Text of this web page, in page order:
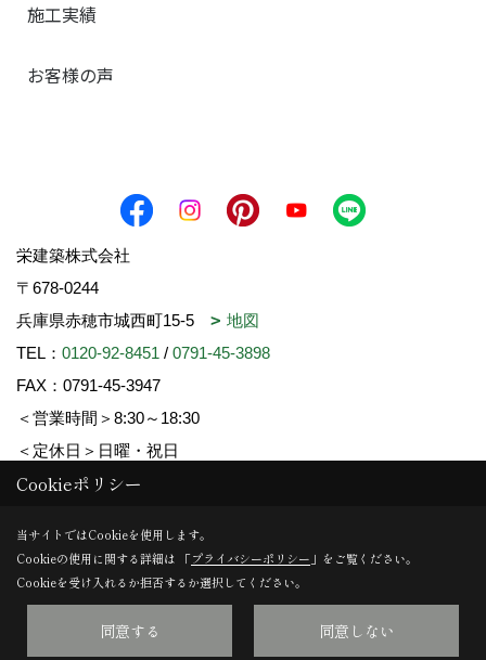
施工実績
お客様の声
栄建築株式会社
〒678-0244
兵庫県赤穂市城西町15-5
地図
TEL： 0120-92-8451 / 0791-45-3898
FAX：0791-45-3947
＜営業時間＞8:30～18:30
＜定休日＞日曜・祝日
Copyright (c) SAKAE-KENCHIKU. All Rights Reserved.
Produced byゴデスクリエイト
Cookieポリシー
当サイトではCookieを使用します。
Cookieの使用に関する詳細は 「プライバシーポリシー 」をご覧ください。
Cookieを受け入れるか拒否するか選択してください。
同意する 同意しない